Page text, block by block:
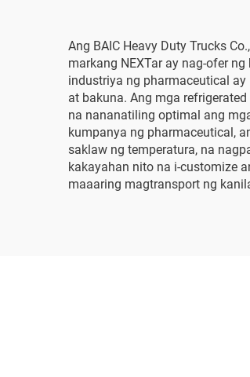
Ang BAIC Heavy Duty Trucks
markang NEXTar ay nag-ofer
industriya ng pharmaceutical
at bakuna. Ang mga
na nananatiling optimal ang
kumpanya ng pharmaceutical,
saklaw ng temperatura, na
kakayahan nito na i-customize
maaaring magtransport ng